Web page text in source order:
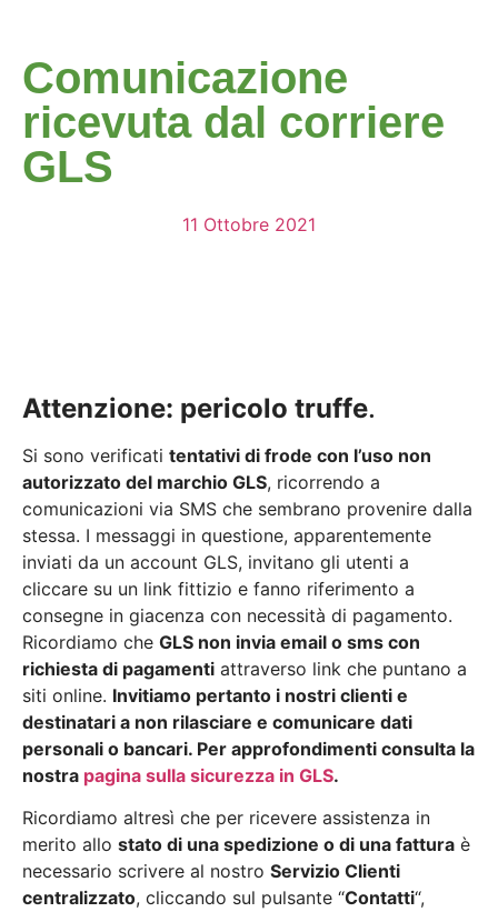
Comunicazione
ricevuta dal corriere
GLS
11 Ottobre 2021
Attenzione: pericolo truffe.
Si sono verificati tentativi di frode con l’uso non
autorizzato del marchio GLS, ricorrendo a
comunicazioni via SMS che sembrano provenire dalla
stessa. I messaggi in questione, apparentemente
inviati da un account GLS, invitano gli utenti a
cliccare su un link fittizio e fanno riferimento a
consegne in giacenza con necessità di pagamento.
Ricordiamo che GLS non invia email o sms con
richiesta di pagamenti attraverso link che puntano a
siti online. Invitiamo pertanto i nostri clienti e
destinatari a non rilasciare e comunicare dati
personali o bancari. Per approfondimenti consulta la
nostra pagina sulla sicurezza in GLS.
Ricordiamo altresì che per ricevere assistenza in
merito allo stato di una spedizione o di una fattura è
necessario scrivere al nostro Servizio Clienti
centralizzato, cliccando sul pulsante “Contatti“,